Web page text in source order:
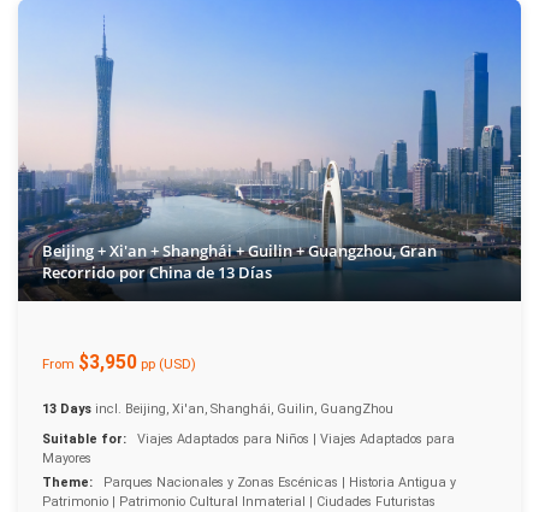
Beijing + Xi'an + Shanghái + Guilin + Guangzhou, Gran
Recorrido por China de 13 Días
From $3,950 pp (USD)
13 Days incl. Beijing, Xi'an, Shanghái, Guilin, GuangZhou
Suitable for:
Viajes Adaptados para Niños | Viajes Adaptados para
Mayores
Theme:
Parques Nacionales y Zonas Escénicas | Historia Antigua y
Patrimonio | Patrimonio Cultural Inmaterial | Ciudades Futuristas